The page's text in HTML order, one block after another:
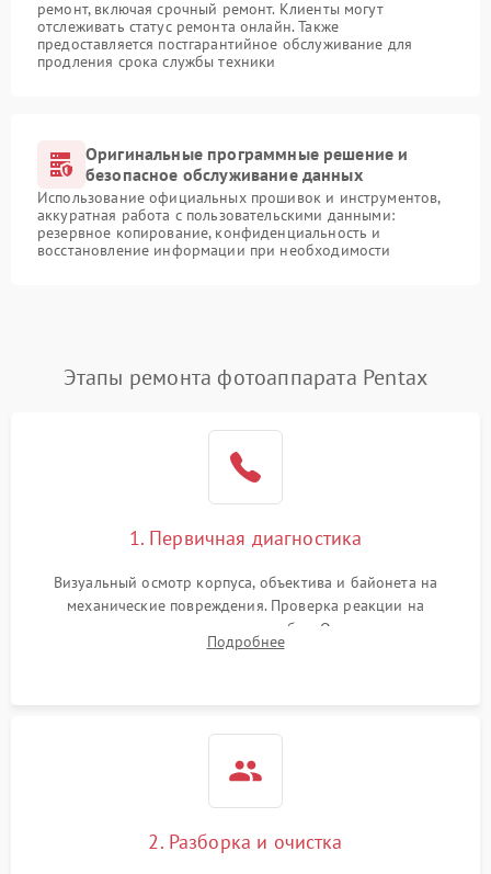
ремонт, включая срочный ремонт. Клиенты могут
отслеживать статус ремонта онлайн. Также
предоставляется постгарантийное обслуживание для
продления срока службы техники
Оригинальные программные решение и
безопасное обслуживание данных
Использование официальных прошивок и инструментов,
аккуратная работа с пользовательскими данными:
резервное копирование, конфиденциальность и
восстановление информации при необходимости
Этапы ремонта фотоаппарата Pentax
1. Первичная диагностика
Визуальный осмотр корпуса, объектива и байонета на
механические повреждения. Проверка реакции на
включение, считывание кодов ошибок. Оценка состояния
матрицы и затвора, проверка работы автофокуса и вспышки.
Подробнее
2. Разборка и очистка